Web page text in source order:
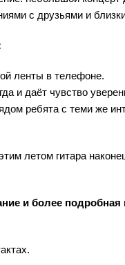
с друзьями и
ленты в телефоне.
и даёт чувство
ребята с теми же
летом гитара
и более